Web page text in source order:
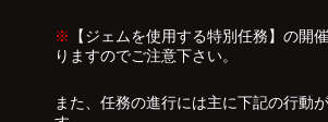
※
【ジェムを使用する特別任務】の開
りますのでご注意下さい。
また、任務の進行には主に下記の行動